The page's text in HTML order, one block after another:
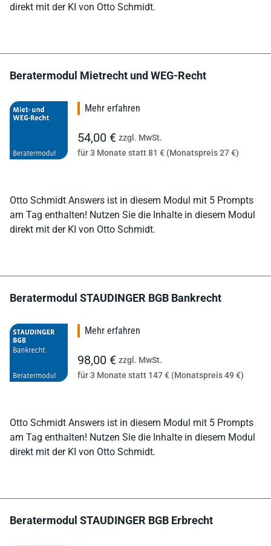
direkt mit der KI von Otto Schmidt.
Beratermodul Mietrecht und WEG-Recht
Otto Schmidt Answers ist in diesem Modul mit 5 Prompts
am Tag enthalten! Nutzen Sie die Inhalte in diesem Modul
direkt mit der KI von Otto Schmidt.
Mehr erfahren
54,00 € zzgl. MwSt.
für 3 Monate statt 81 € (Monatspreis 27 €)
Beratermodul STAUDINGER BGB Bankrecht
Otto Schmidt Answers ist in diesem Modul mit 5 Prompts
am Tag enthalten! Nutzen Sie die Inhalte in diesem Modul
direkt mit der KI von Otto Schmidt.
Mehr erfahren
98,00 € zzgl. MwSt.
für 3 Monate statt 147 € (Monatspreis 49 €)
Beratermodul STAUDINGER BGB Erbrecht